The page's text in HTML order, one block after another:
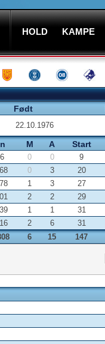
HOLD KAMPE
Født
22.10.1976
M A Start
0 0 9
0 3 20
1 3 27
2 2 29
1 1 31
2 6 31
6 15 147